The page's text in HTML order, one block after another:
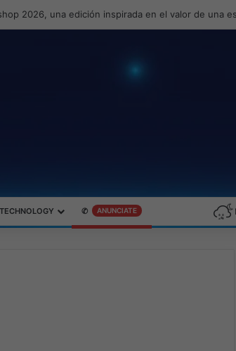
2026, una edición inspirada en el valor de una
✆ ANUNCIATE